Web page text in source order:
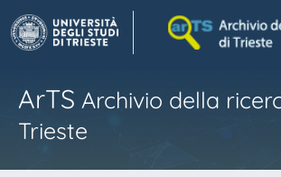
ArTS Archivio della
Trieste